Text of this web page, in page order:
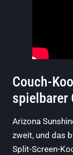
Couch-
spielbarer
Arizona
zweit, und das
Split-Screen-